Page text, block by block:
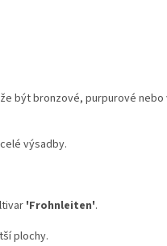
být bronzové, purpurové nebo
výsadby.
'Frohnleiten'.
plochy.